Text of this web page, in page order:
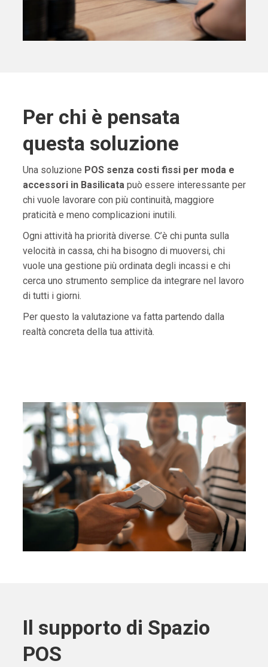
Per chi è pensata
questa soluzione
Una soluzione POS senza costi fissi per moda e
accessori in Basilicatapuò essere interessante per
chi vuole lavorare con più continuità, maggiore
praticità e meno complicazioni inutili.
Ogni attività ha priorità diverse. C’è chi punta sulla
velocità in cassa, chi ha bisogno di muoversi, chi
vuole una gestione più ordinata degli incassi e chi
cerca uno strumento semplice da integrare nel lavoro
di tutti i giorni.
Per questo la valutazione va fatta partendo dalla
realtà concreta della tua attività.
Il supporto di Spazio
POS